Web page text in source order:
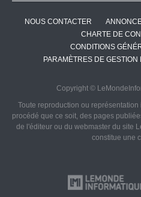
NOUS CONTACTER
CHARTE DE
CONDITIONS
PARAMÈTRES DE
Copyright ©
Toute reproduction ou
procédé que ce soit, des pages
de l'éditeur ou du webmaster du site
constitue une